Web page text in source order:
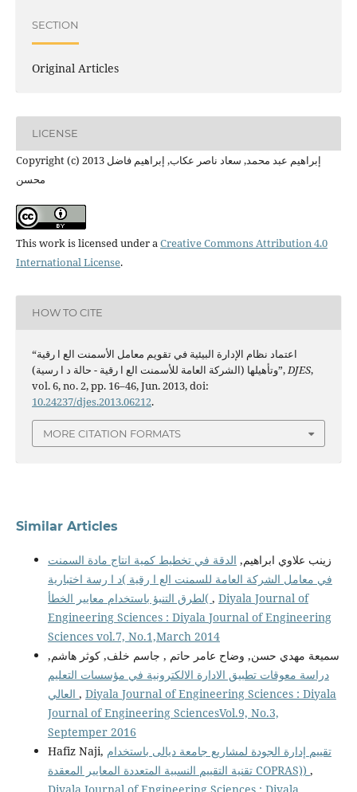
SECTION
Original Articles
LICENSE
Copyright (c) 2013 إبراهيم عبد محمد, سعاد ناصر عكاب, إبراهيم فاضل
محسن
This work is licensed under aCreative Commons Attribution 4.0
International License.
HOW TO CITE
“اعتماد نظام الإدارة البیئیة في تقویم معامل الأسمنت الع ا رقیة
وتأهیلها (الشركة العامة للأسمنت الع ا رقیة - حالة د ا رسیة)”,DJES,
vol. 6, no. 2, pp. 16–46, Jun. 2013, doi:
10.24237/djes.2013.06212.
MORE CITATION FORMATS
Similar Articles
زينب علاوي ابراهيم, الدقة في تخطيط كمية انتاج مادة السمنت
في معامل الشركة العامة للسمنت الع ا رقية )د ا رسة اختبارية
لطرق التنبؤ باستخدام معايير الخطأ( , Diyala Journal of
Engineering Sciences : Diyala Journal of Engineering
Sciences vol.7, No.1,March 2014
سميعة مهدي حسن, وضاح عامر حاتم , جاسم خلف, كوثر هاشم,
دراسة معوقات تطبيق الادارة الالكترونية في مؤسسات التعليم
, Diyala Journal of Engineering Sciences : Diyala
Journal of Engineering SciencesVol.9, No.3,
Septemper 2016
Hafiz Naji, تقييم إدارة الجودة لمشاريع جامعة ديالى باستخدام
تقنية التقييم النسبية المتعددة المعايير المعقدة COPRAS)) ,